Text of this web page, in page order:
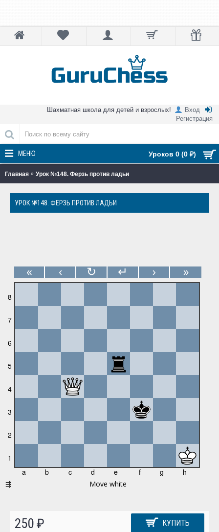
Шахматная школа для детей и взрослых!
Вход
Регистрация
Уроков 0 (0 ₽)
МЕНЮ
Главная Урок №148. Ферзь против ладьи
УРОК №148. ФЕРЗЬ ПРОТИВ ЛАДЬИ
250 ₽ КУПИТЬ